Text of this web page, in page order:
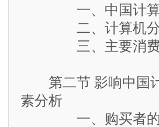
一、中国计算机
二、计算机分布
三、主要消费领
第二节 影响中国计
素分析
一、购买者的购